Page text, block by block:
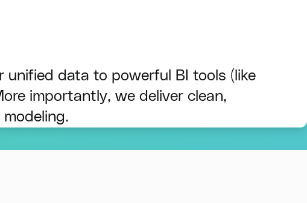
unified data to powerful BI tools (like
importantly, we deliver clean,